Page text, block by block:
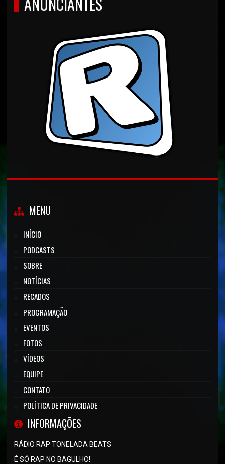
MENU
INÍCIO
PODCASTS
SOBRE
NOTÍCIAS
RECADOS
PROGRAMAÇÃO
EVENTOS
FOTOS
VÍDEOS
EQUIPE
CONTATO
POLÍTICA DE PRIVACIDADE
INFORMAÇÕES
RÁDIO RAP TONELADA BEATS
É SÓ RAP NO BAGULHO!